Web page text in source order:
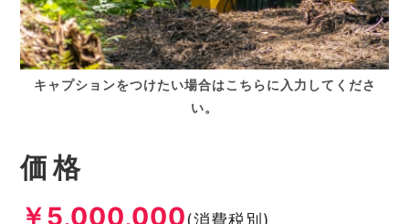
キャプションをつけたい場合はこちらに入力してくださ
い。
価格
￥5,000,000(消費税別)